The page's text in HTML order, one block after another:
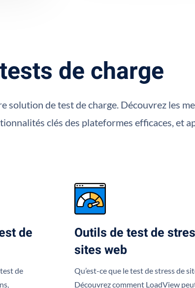
de charge
solution de test de charge. Découvrez les
clés des plateformes efficaces, et
de
de
Outils de test de
sites web
Qu’est-ce que le test de stress de
Découvrez comment LoadView